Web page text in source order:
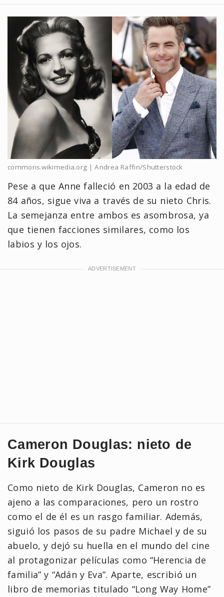
commons.wikimedia.org | Andrea Raffin/Shutterstock
Pese a que Anne falleció en 2003 a la edad de
84 años, sigue viva a través de su nieto Chris.
La semejanza entre ambos es asombrosa, ya
que tienen facciones similares, como los
labios y los ojos.
Cameron Douglas: nieto de
Kirk Douglas
Como nieto de Kirk Douglas, Cameron no es
ajeno a las comparaciones, pero un rostro
como el de él es un rasgo familiar. Además,
siguió los pasos de su padre Michael y de su
abuelo, y dejó su huella en el mundo del cine
al protagonizar películas como “Herencia de
familia” y “Adán y Eva”. Aparte, escribió un
libro de memorias titulado “Long Way Home”